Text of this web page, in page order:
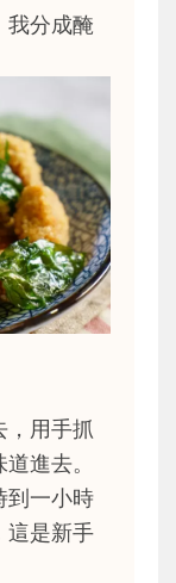
我分成醃
，用手抓
進去。
到一小時
這是新手